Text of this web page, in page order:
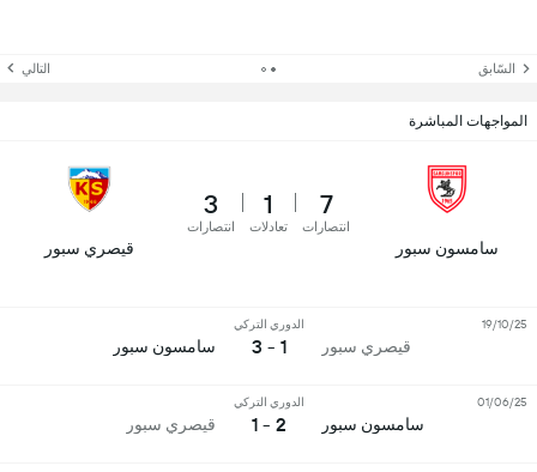
السّابق التالي
المواجهات المباشرة
سامسون سبور
7
انتصارات
1
تعادلات
3
انتصارات
قيصري سبور
قيصري سبور
الدوري التركي
1 - 3 سامسون سبور
19/10/25
سامسون سبور
الدوري التركي
2 - 1 قيصري سبور
01/06/25